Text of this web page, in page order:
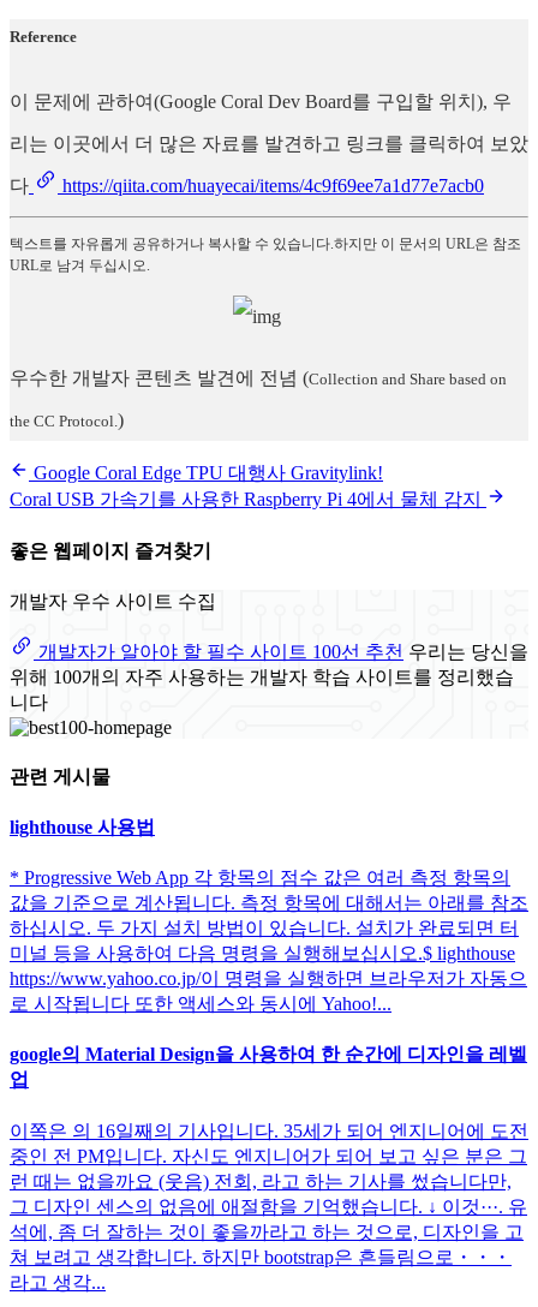
Reference
이 문제에 관하여(Google Coral Dev Board를 구입할 위치), 우
리는 이곳에서 더 많은 자료를 발견하고 링크를 클릭하여 보았
다 https://qiita.com/huayecai/items/4c9f69ee7a1d77e7acb0
텍스트를 자유롭게 공유하거나 복사할 수 있습니다.하지만 이 문서의 URL은 참조
URL로 남겨 두십시오.
우수한 개발자 콘텐츠 발견에 전념 (Collection and Share based on
the CC Protocol.)
Google Coral Edge TPU 대행사 Gravitylink!
Coral USB 가속기를 사용한 Raspberry Pi 4에서 물체 감지
좋은 웹페이지 즐겨찾기
개발자 우수 사이트 수집
개발자가 알아야 할 필수 사이트 100선 추천 우리는 당신을
위해 100개의 자주 사용하는 개발자 학습 사이트를 정리했습
니다
관련 게시물
lighthouse 사용법
* Progressive Web App 각 항목의 점수 값은 여러 측정 항목의
값을 기준으로 계산됩니다. 측정 항목에 대해서는 아래를 참조
하십시오. 두 가지 설치 방법이 있습니다. 설치가 완료되면 터
미널 등을 사용하여 다음 명령을 실행해보십시오.$ lighthouse
https://www.yahoo.co.jp/이 명령을 실행하면 브라우저가 자동으
로 시작됩니다 또한 액세스와 동시에 Yahoo!...
google의 Material Design을 사용하여 한 순간에 디자인을 레벨
업
이쪽은 의 16일째의 기사입니다. 35세가 되어 엔지니어에 도전
중인 전 PM입니다. 자신도 엔지니어가 되어 보고 싶은 분은 그
런 때는 없을까요 (웃음) 전회, 라고 하는 기사를 썼습니다만,
그 디자인 센스의 없음에 애절함을 기억했습니다. ↓ 이것···. 유
석에, 좀 더 잘하는 것이 좋을까라고 하는 것으로, 디자인을 고
쳐 보려고 생각합니다. 하지만 bootstrap은 흔들림으로・・・
라고 생각...